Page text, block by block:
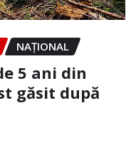
NAŢIONAL
5 ani din
găsit după